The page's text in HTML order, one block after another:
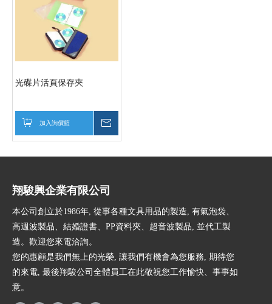
光碟片活頁保存夾
加入詢價籃
翔駿興企業有限公司
本公司創立於1986年, 從事各種文具用品的製造, 有氣泡袋、
高週波製品、結婚證書、PP資料夾、超音波製品, 並代工製
造。歡迎您來電洽詢。
您的惠顧是我們無上的光榮, 讓我們有機會為您服務, 期待您
的來電, 最後翔駿公司全體員工在此敬祝您工作愉快、事事如
意。